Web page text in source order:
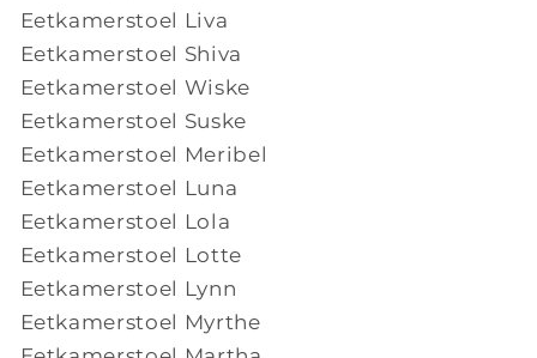
Eetkamerstoel Liva
Eetkamerstoel Shiva
Eetkamerstoel Wiske
Eetkamerstoel Suske
Eetkamerstoel Meribel
Eetkamerstoel Luna
Eetkamerstoel Lola
Eetkamerstoel Lotte
Eetkamerstoel Lynn
Eetkamerstoel Myrthe